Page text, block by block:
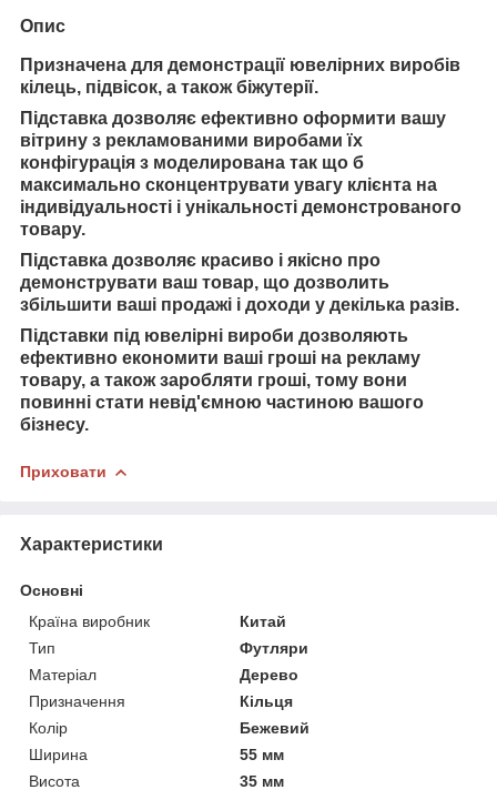
Опис
Призначена для демонстрації ювелірних виробів
кілець, підвісок, а також біжутерії.
Підставка дозволяє ефективно оформити вашу
вітрину з рекламованими виробами їх
конфігурація з моделирована так що б
максимально сконцентрувати увагу клієнта на
індивідуальності і унікальності демонстрованого
товару.
Підставка дозволяє красиво і якісно про
демонструвати ваш товар, що дозволить
збільшити ваші продажі і доходи у декілька разів.
Підставки під ювелірні вироби дозволяють
ефективно економити ваші гроші на рекламу
товару, а також заробляти гроші, тому вони
повинні стати невід'ємною частиною вашого
бізнесу.
Приховати
Характеристики
Основні
Країна виробник
Китай
Тип
Футляри
Матеріал
Дерево
Призначення
Кільця
Колір
Бежевий
Ширина
55 мм
Висота
35 мм